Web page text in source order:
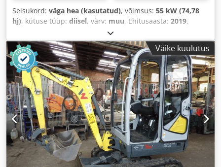
Seisukord: väga hea (kasutatud), võimsus: 55 kW (74,78
hj), kütuse tüüp: diisel, värv: muu, Ehitusaasta: 2019,
, Varustus:kliimaseade
Väike kuulutus